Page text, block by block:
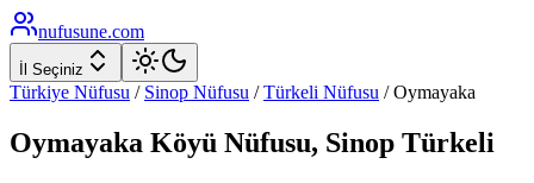
nufusune.com
İl Seçiniz
Türkiye Nüfusu / Sinop Nüfusu / Türkeli Nüfusu /Oymayaka
Oymayaka Köyü Nüfusu, Sinop Türkeli